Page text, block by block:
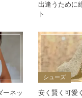
出逢うために
ト
ーネッ
シューズ
安く賢く可愛